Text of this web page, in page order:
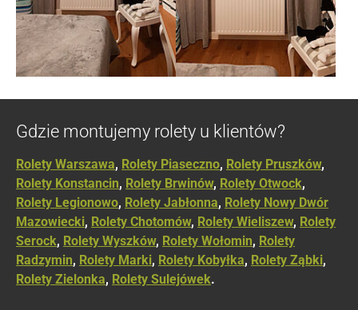
Gdzie montujemy rolety u klientów?
Rolety Warszawa, Rolety Piaseczno, Rolety Pruszków,
Rolety Konstancin, Rolety Brwinów, Rolety Otwock,
Rolety Legionowo, Rolety Jabłonna, Rolety Nowy Dwór
Mazowiecki, Rolety Chotomów, Rolety Wieliszew, Rolety
Serock, Rolety Wyszków, Rolety Wołomin, Rolety
Radzymin, Rolety Marki, Rolety Kobyłka, Rolety Ząbki,
Rolety Zielonka, Rolety Sulejówek.